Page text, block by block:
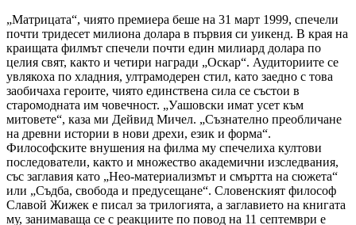
„Матрицата“, чиято премиера беше на 31 март 1999, спечели
почти тридесет милиона долара в първия си уикенд. В края на
краищата филмът спечели почти един милиард долара по
целия свят, както и четири награди „Оскар“. Аудиториите се
увлякоха по хладния, ултрамодерен стил, като заедно с това
заобичаха героите, чиято единствена сила се състои в
старомодната им човечност. „Уашовски имат усет към
митовете“, каза ми Дейвид Мичел. „Съзнателно преобличане
на древни истории в нови дрехи, език и форма“.
Философските внушения на филма му спечелиха култови
последователи, както и множество академични изследвания,
със заглавия като „Нео-материализмът и смъртта на сюжета“
или „Съдба, свобода и предусещане“. Словенският философ
Славой Жижек е писал за трилогията, а заглавието на книгата
му, занимаваща се с реакциите по повод на 11 септември е